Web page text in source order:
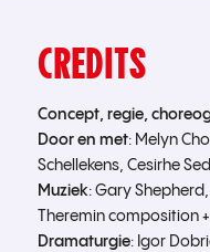
CREDITS
Concept, regie,
Door en met: Melyn
Schellekens, Cesirhe
Muziek: Gary
Theremin composition
Dramaturgie: Igor